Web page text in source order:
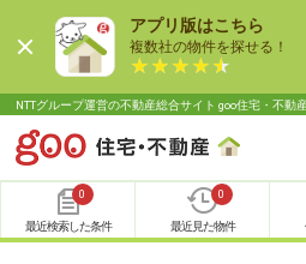
アプリ版はこちら
複数社の物件を探せる！
NTTグループ運営の不動産総合サイト goo住宅・不動
0
最近検索した条件
0
最近見た物件